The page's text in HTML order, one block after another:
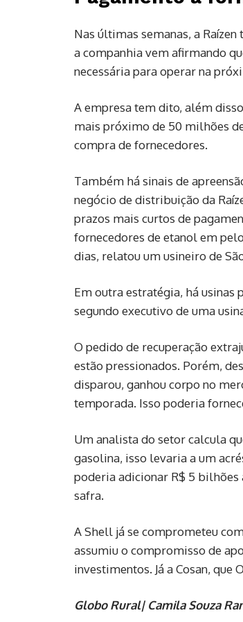
Nas últimas semanas, a
a companhia vem afirmando
necessária para operar na
A empresa tem dito, além
mais próximo de 50 milhões
compra de fornecedores.
Também há sinais de
negócio de distribuição da
prazos mais curtos de
fornecedores de etanol em
dias, relatou um usineiro de
Em outra estratégia, há usinas
segundo executivo de uma
O pedido de recuperação
estão pressionados. Porém,
disparou, ganhou corpo no
temporada. Isso poderia
Um analista do setor calcula
gasolina, isso levaria a um
poderia adicionar R$ 5 bilhões
safra.
A Shell já se comprometeu
assumiu o compromisso de
investimentos. Já a Cosan,
Globo Rural| Camila Souza